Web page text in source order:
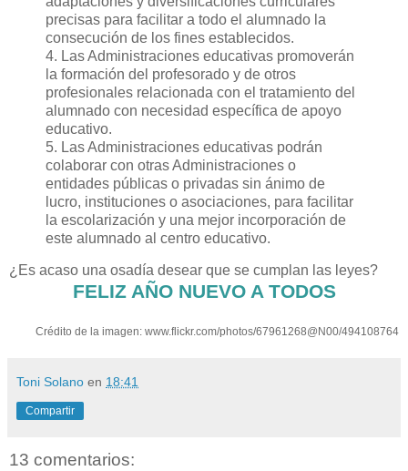
precisas para facilitar a todo el alumnado la
consecución de los fines establecidos.
4. Las Administraciones educativas promoverán
la formación del profesorado y de otros
profesionales relacionada con el tratamiento del
alumnado con necesidad específica de apoyo
educativo.
5. Las Administraciones educativas podrán
colaborar con otras Administraciones o
entidades públicas o privadas sin ánimo de
lucro, instituciones o asociaciones, para facilitar
la escolarización y una mejor incorporación de
este alumnado al centro educativo.
¿Es acaso una osadía desear que se cumplan las leyes?
FELIZ AÑO NUEVO A TODOS
Crédito de la imagen: www.flickr.com/photos/67961268@N00/494108764
Toni Solano en 18:41
Compartir
13 comentarios: